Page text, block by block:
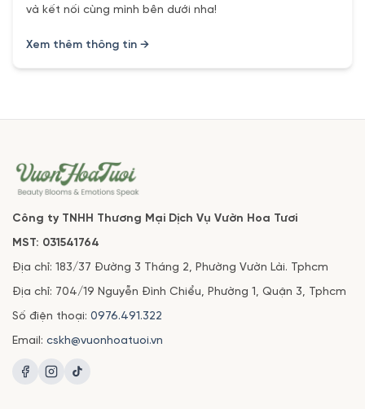
và kết nối cùng mình bên dưới nha!
Xem thêm thông tin →
Công ty TNHH Thương Mại Dịch Vụ Vườn Hoa Tươi
MST: 031541764
Địa chỉ: 183/37 Đường 3 Tháng 2, Phường Vườn Lài. Tphcm
Địa chỉ: 704/19 Nguyễn Đình Chiểu, Phường 1, Quận 3, Tphcm
Số điện thoại: 0976.491.322
Email: cskh@vuonhoatuoi.vn